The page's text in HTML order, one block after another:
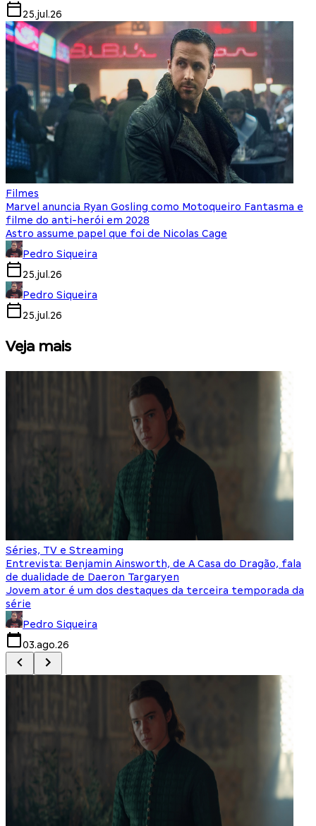
25.jul.26
Filmes
Marvel anuncia Ryan Gosling como Motoqueiro Fantasma e
filme do anti-herói em 2028
Astro assume papel que foi de Nicolas Cage
Pedro Siqueira
25.jul.26
Pedro Siqueira
25.jul.26
Veja mais
Séries, TV e Streaming
Entrevista: Benjamin Ainsworth, de A Casa do Dragão, fala
de dualidade de Daeron Targaryen
Jovem ator é um dos destaques da terceira temporada da
série
Pedro Siqueira
03.ago.26